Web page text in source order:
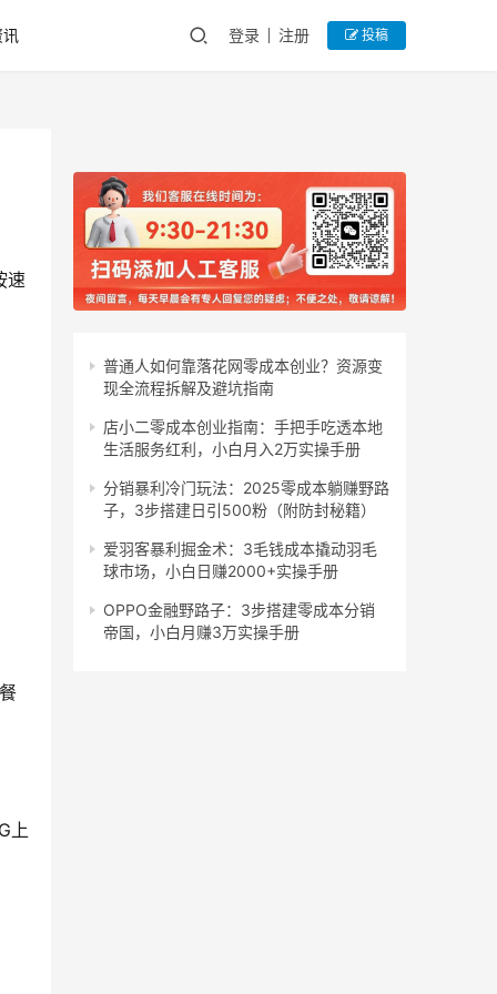
讯 登录 注册 投稿
速
上
普通人如何靠落花网零成本创业？资源变
现全流程拆解及避坑指南
店小二零成本创业指南：手把手吃透本地
生活服务红利，小白月入2万实操手册
分销暴利冷门玩法：2025零成本躺赚野路
子，3步搭建日引500粉（附防封秘籍）
爱羽客暴利掘金术：3毛钱成本撬动羽毛
球市场，小白日赚2000+实操手册
OPPO金融野路子：3步搭建零成本分销
帝国，小白月赚3万实操手册